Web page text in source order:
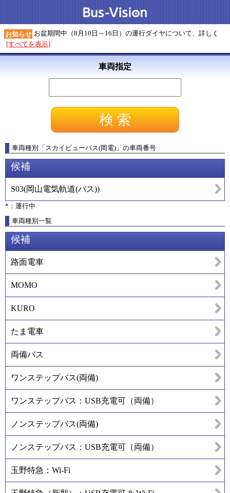
お知らせ お盆期間中（8月10日～16日）の運行ダイヤについて、詳しく
[すべてを表示]
車両指定
車両種別 「 スカイビューバス(岡電) 」 の車両番号
候補
S03(岡山電気軌道(バス))
*：運行中
車両種別一覧
候補
路面電車
MOMO
KURO
たま電車
両備バス
ワンステップバス(両備)
ワンステップバス：USB充電可（両備）
ノンステップバス(両備)
ノンステップバス：USB充電可（両備）
玉野特急：Wi-Fi